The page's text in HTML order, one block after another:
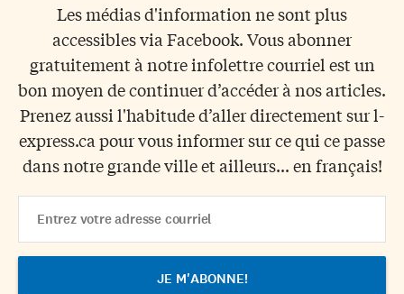
Les médias d'information ne sont plus
accessibles via Facebook. Vous abonner
gratuitement à notre infolettre courriel est un
bon moyen de continuer d’accéder à nos articles.
Prenez aussi l'habitude d’aller directement sur l-
express.ca pour vous informer sur ce qui ce passe
dans notre grande ville et ailleurs... en français!
Address